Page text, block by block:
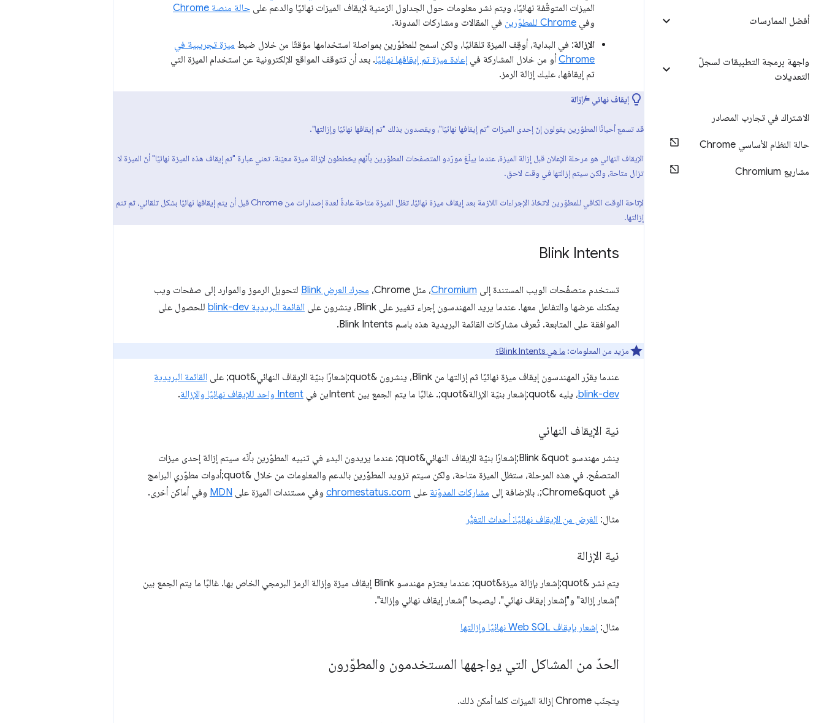
أفضل الممارسات
واجهة برمجة التطبيقات لسجلّ
التعديلات
الاشتراك في تجارب المصادر
حالة النظام الأساسي Chrome
مشاريع Chromium
الميزات المتوقّفة نهائيًا، ويتم نشر معلومات حول الجداول الزمنية لإيقاف الميزات نهائيًا والدعم على حالة منصة Chrome
وفي Chrome للمطوّرين
في المقالات ومشاركات المدونة.
الإزالة: في البداية، أوقِف الميزة تلقائيًا، ولكن اسمح للمطوّرين بمواصلة استخدامها مؤقتًا من خلال ضبط ميزة تجريبية في
Chrome أو من خلال المشاركة في إعادة ميزة تم إيقافها نهائيًا. بعد أن تتوقف المواقع الإلكترونية عن استخدام الميزة التي
تم إيقافها، عليك إزالة الرمز.
إيقاف نهائي ≠ إزالة
قد تسمع أحيانًا المطوّرين يقولون إنّ إحدى الميزات "تم إيقافها نهائيًا"، ويقصدون بذلك "تم إيقافها نهائيًا وإزالتها".
الإيقاف النهائي هو مرحلة الإعلان قبل إزالة الميزة، عندما يبلّغ مورّدو المتصفحات المطوّرين بأنّهم يخططون لإزالة ميزة معيّنة. تعني عبارة "تم إيقاف هذه الميزة نهائيًا" أنّ الميزة لا
تزال متاحة، ولكن سيتم إزالتها في وقت لاحق.
لإتاحة الوقت الكافي للمطوّرين لاتخاذ الإجراءات اللازمة بعد إيقاف ميزة نهائيًا، تظل الميزة متاحة عادةً لعدة إصدارات من Chrome قبل أن يتم إيقافها نهائيًا بشكل تلقائي، ثم تتم
إزالتها.
Blink Intents
تستخدم متصفّحات الويب المستندة إلى Chromium، مثل Chrome، محرك العرض Blink
لتحويل الرموز والموارد إلى صفحات ويب
يمكنك عرضها والتفاعل معها. عندما يريد المهندسون إجراء تغيير على Blink، ينشرون على
القائمة البريدية blink-dev
للحصول على
الموافقة على المتابعة. تُعرف مشاركات القائمة البريدية هذه باسم Blink Intents.
مزيد من المعلومات: ما هي Blink Intents؟
عندما يقرّر المهندسون إيقاف ميزة نهائيًا ثم إزالتها من Blink، ينشرون &quot;إشعارًا بنيّة الإيقاف النهائي&quot; على
القائمة البريدية
blink-dev، يليه &quot;إشعار بنيّة الإزالة&quot;. غالبًا ما يتم الجمع بين Intentين في Intent واحد للإيقاف نهائيًا والإزالة .
نية الإيقاف النهائي
ينشر مهندسو Blink &quot;إشعارًا بنيّة الإيقاف النهائي&quot; عندما يريدون البدء في تنبيه المطوّرين بأنّه سيتم إزالة إحدى ميزات
المتصفّح. في هذه المرحلة، ستظل الميزة متاحة، ولكن سيتم تزويد المطوّرين بالدعم والمعلومات من خلال &quot;أدوات مطوّري البرامج
في Chrome&quot;، بالإضافة إلى
مشاركات المدوّنة على chromestatus.com وفي مستندات الميزة على MDN وفي أماكن أخرى.
مثال: الغرض من الإيقاف نهائيًا: أحداث التغيُّر
نية الإزالة
يتم نشر &quot;إشعار بإزالة ميزة&quot; عندما يعتزم مهندسو Blink إيقاف ميزة وإزالة الرمز البرمجي الخاص بها. غالبًا ما يتم الجمع بين
"إشعار إزالة" و"إشعار إيقاف نهائي"، ليصبحا "إشعار إيقاف نهائي وإزالة".
مثال: إشعار بإيقاف Web SQL نهائيًا وإزالتها
الحدّ من المشاكل التي يواجهها المستخدمون والمطوّرون
يتجنّب Chrome إزالة الميزات كلما أمكن ذلك.